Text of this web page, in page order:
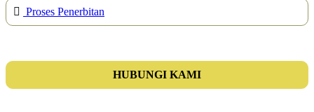
Proses Penerbitan
HUBUNGI KAMI